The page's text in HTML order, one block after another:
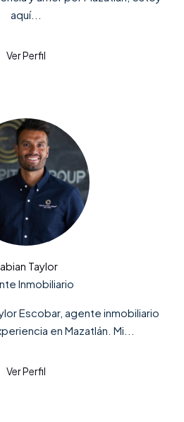
aquí...
Taylor
Inmobiliario
Escobar, agente inmobiliario
en Mazatlán. Mi...